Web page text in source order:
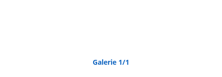
Galerie 1/1